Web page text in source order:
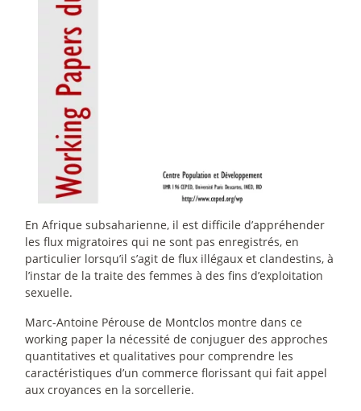
En Afrique subsaharienne, il est difficile d’appréhender
les flux migratoires qui ne sont pas enregistrés, en
particulier lorsqu’il s’agit de flux illégaux et clandestins, à
l’instar de la traite des femmes à des fins d’exploitation
sexuelle.
Marc-Antoine Pérouse de Montclos montre dans ce
working paper la nécessité de conjuguer des approches
quantitatives et qualitatives pour comprendre les
caractéristiques d’un commerce florissant qui fait appel
aux croyances en la sorcellerie.